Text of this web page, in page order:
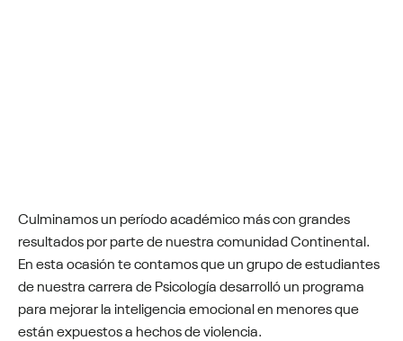
Culminamos un período académico más con grandes
resultados por parte de nuestra comunidad Continental.
En esta ocasión te contamos que un grupo de estudiantes
de nuestra carrera de Psicología desarrolló un programa
para mejorar la inteligencia emocional en menores que
están expuestos a hechos de violencia.